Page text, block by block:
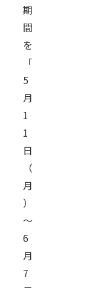
期
間
を
「
5
月
1
1
日
（
月
）
～
6
月
7